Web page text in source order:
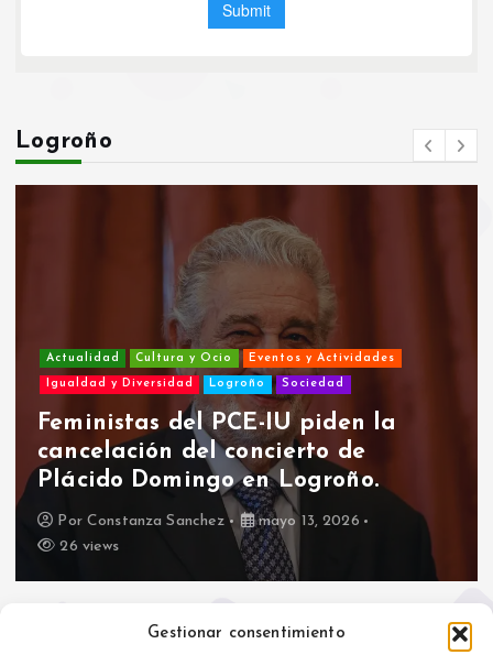
Gestionar consentimiento
Logroño
Actualidad Cultura y Ocio Eventos y Actividades
Igualdad y Diversidad Logroño Sociedad
Feministas del PCE-IU piden la
cancelación del concierto de
Plácido Domingo en Logroño.
Por Constanza Sanchez
mayo 13, 2026
26 views